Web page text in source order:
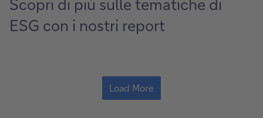
Scopri di più sulle tematiche di
ESG con i nostri report
Load More